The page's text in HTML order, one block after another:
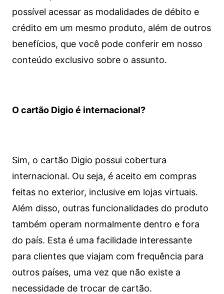
possível acessar as modalidades de débito e
crédito em um mesmo produto, além de outros
benefícios, que você pode conferir em nosso
conteúdo exclusivo sobre o assunto.
O cartão Digio é internacional?
Sim, o cartão Digio possui cobertura
internacional. Ou seja, é aceito em compras
feitas no exterior, inclusive em lojas virtuais.
Além disso, outras funcionalidades do produto
também operam normalmente dentro e fora
do país. Esta é uma facilidade interessante
para clientes que viajam com frequência para
outros países, uma vez que não existe a
necessidade de trocar de cartão.